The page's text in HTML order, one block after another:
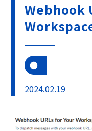
Webhook
2024.02.19